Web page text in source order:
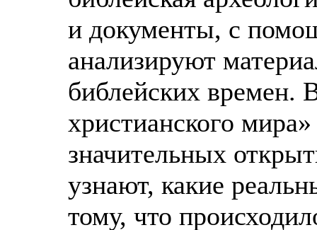
и документы, с
анализируют
библейских времен.
христианского
значительных
узнают, какие
тому, что